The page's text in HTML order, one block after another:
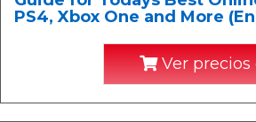
PS4, Xbox One and More
Ver precios